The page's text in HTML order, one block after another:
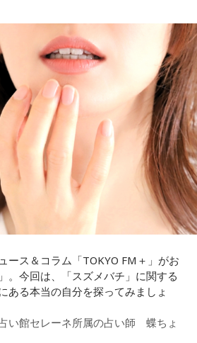
きしつつ、「ぐりんぴーすがそう言
はどう？ 風紀が乱れているかどうか」
は「ぐりんぴーすさんが言っている
の子たちだと思うんですけど……たぶ
挨拶していないと思います」と苦笑
？」と尋ねると、カミムラは「こん
すけど、（ぐりんぴーすさんが）ど
ないんだと思います」と正直に語り
もさ、この世界に入ったら俺だって
らない人にも一応挨拶するじゃな
ないからさ」と持論を語ります。その
すね」とリアルな実情を明かしま
業）は縦がちゃんとしているじゃ
ういう教えがあるんだろうし、先輩
だと思うんだよね」と他事務所と比
ース＆コラム「TOKYO FM＋」がお
。今回は、「スズメバチ」に関する
ある本当の自分を探ってみましょ
い館セレーネ所属の占い師 蝶ちょ